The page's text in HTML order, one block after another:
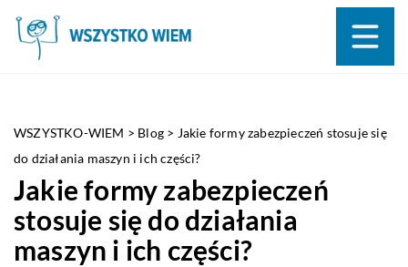
WSZYSTKO-WIEM > Blog > Jakie formy zabezpieczeń stosuje się
do działania maszyn i ich części?
Jakie formy zabezpieczeń
stosuje się do działania
maszyn i ich części?